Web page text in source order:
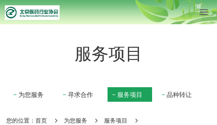
服务项目
为您服务 寻求合作 服务项目 品种转让
您的位置：首页 为您服务 服务项目